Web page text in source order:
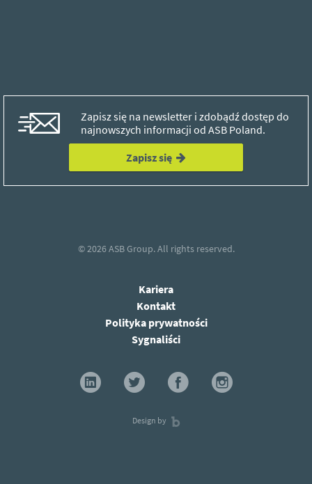
Zapisz się na newsletter i zdobądź dostęp do
najnowszych informacji od ASB Poland.
Zapisz się
© 2026ASB Group.All rights reserved.
Kariera
Kontakt
Polityka prywatności
Sygnaliści
Design by